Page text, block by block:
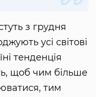
з грудня
усі світові
тенденція
щоб чим більше
тим